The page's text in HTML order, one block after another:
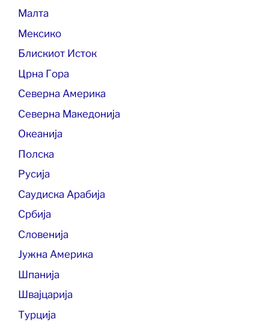
Малта
Мексико
Блискиот Исток
Црна Гора
Северна Америка
Северна Македонија
Океанија
Полска
Русија
Саудиска Арабија
Србија
Словенија
Јужна Америка
Шпанија
Швајцарија
Турција